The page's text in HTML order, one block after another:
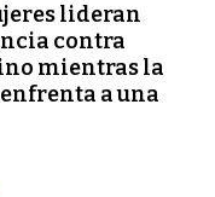
lideran
contra
mientras la
a una